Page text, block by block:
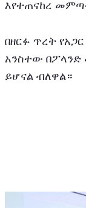
እየተጠናከረ
በዘርፉ ጥረት
አንስተው
ይሆናል ብለዋል።